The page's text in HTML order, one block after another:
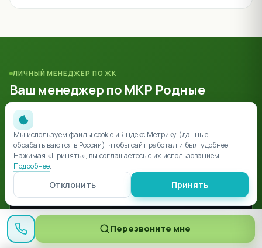
ЛИЧНЫЙ МЕНЕДЖЕР ПО ЖК
Ваш менеджер по МКР Родные
просторы
Расскажет про литеры, проверит документы, подберёт
ипотеку. Бесплатно, без посредников.
Мы используем файлы cookie и Яндекс.Метрику (данные
обрабатываются в России), чтобы сайт работал и был удобнее.
Нажимая «Принять», вы соглашаетесь с их использованием.
Подробнее.
Отклонить Принять
Перезвоните мне